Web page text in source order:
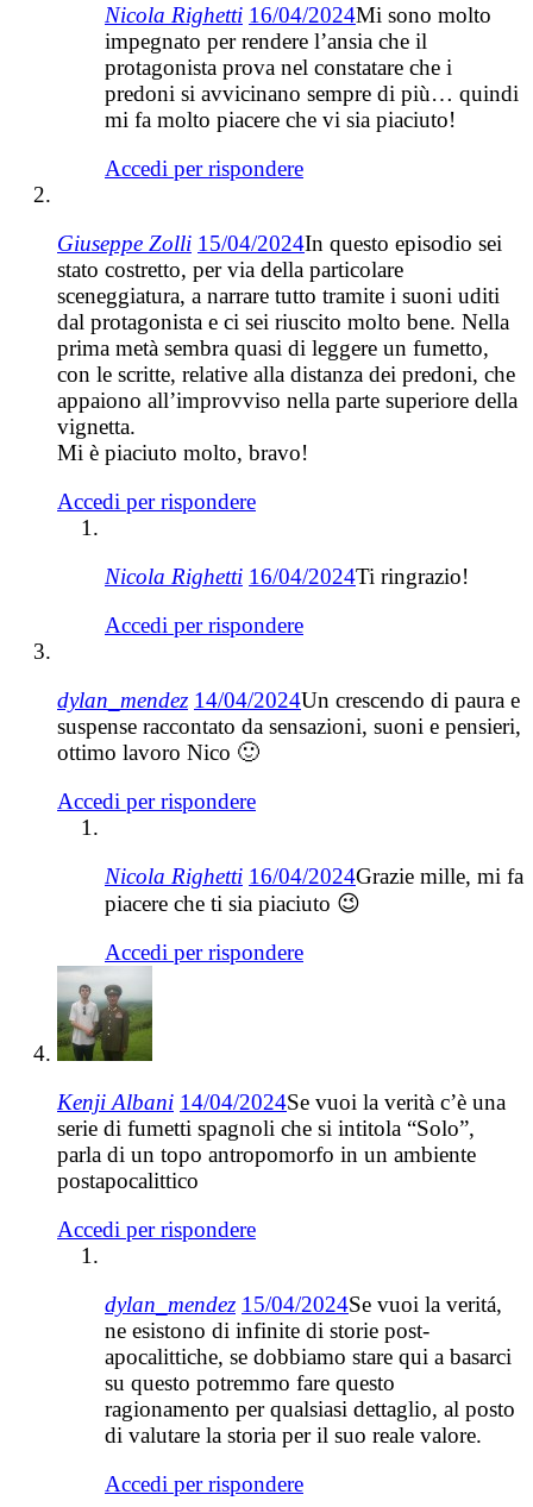
Nicola Righetti 16/04/2024Mi sono molto
impegnato per rendere l’ansia che il
protagonista prova nel constatare che i
predoni si avvicinano sempre di più… quindi
mi fa molto piacere che vi sia piaciuto!
Accedi per rispondere
Giuseppe Zolli 15/04/2024In questo episodio sei
stato costretto, per via della particolare
sceneggiatura, a narrare tutto tramite i suoni uditi
dal protagonista e ci sei riuscito molto bene. Nella
prima metà sembra quasi di leggere un fumetto,
con le scritte, relative alla distanza dei predoni, che
appaiono all’improvviso nella parte superiore della
vignetta.
Mi è piaciuto molto, bravo!
Accedi per rispondere
Nicola Righetti 16/04/2024Ti ringrazio!
Accedi per rispondere
dylan_mendez 14/04/2024Un crescendo di paura e
suspense raccontato da sensazioni, suoni e pensieri,
ottimo lavoro Nico 🙂
Accedi per rispondere
Nicola Righetti 16/04/2024Grazie mille, mi fa
piacere che ti sia piaciuto 😉
Accedi per rispondere
Kenji Albani 14/04/2024Se vuoi la verità c’è una
serie di fumetti spagnoli che si intitola “Solo”,
parla di un topo antropomorfo in un ambiente
postapocalittico
Accedi per rispondere
dylan_mendez 15/04/2024Se vuoi la veritá,
ne esistono di infinite di storie post-
apocalittiche, se dobbiamo stare qui a basarci
su questo potremmo fare questo
ragionamento per qualsiasi dettaglio, al posto
di valutare la storia per il suo reale valore.
Accedi per rispondere